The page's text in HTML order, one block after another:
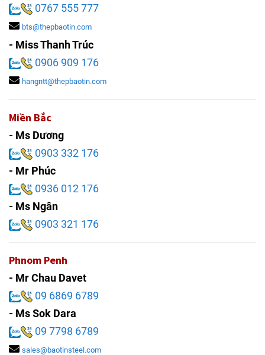
0767 555 777
bts@thepbaotin.com
- Miss Thanh Trúc
0906 909 176
hangntt@thepbaotin.com
Miền Bắc
- Ms Dương
0903 332 176
- Mr Phúc
0936 012 176
- Ms Ngân
0903 321 176
Phnom Penh
- Mr Chau Davet
09 6869 6789
- Ms Sok Dara
09 7798 6789
sales@baotinsteel.com